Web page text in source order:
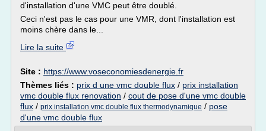
d'installation d'une VMC peut être doublé.
Ceci n'est pas le cas pour une VMR, dont l'installation est
moins chère dans le...
Lire la suite
Site : https://www.voseconomiesdenergie.fr
Thèmes liés : prix d une vmc double flux / prix installation
vmc double flux renovation / cout de pose d'une vmc double
flux / prix installation vmc double flux thermodynamique / pose
d'une vmc double flux